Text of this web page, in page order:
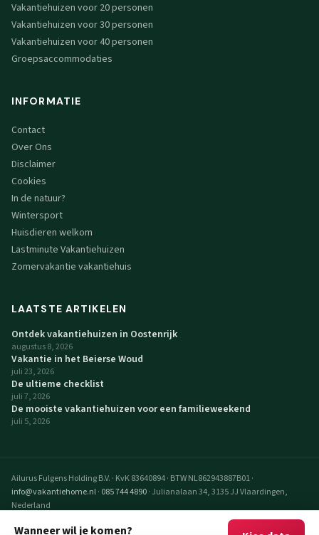
Wanneer wil je komen?
Vakantiehuizen voor 20 personen
Vakantiehuizen voor 30 personen
Vakantiehuizen voor 40 personen
Groepsaccommodaties
INFORMATIE
Contact
Over Ons
Disclaimer
Cookies
In de natuur?
Wintersport
Huisdieren welkom
Lastminute Vakantiehuizen
Zomervakantie vakantiehuis
LAATSTE ARTIKELEN
Ontdek vakantiehuizen in Oostenrijk
augustus 8, 2026
Vakantie in het Beierse Woud
juli 23, 2026
De ultieme checklist
juli 7, 2026
De mooiste vakantiehuizen voor een familieweekend
juli 5, 2026
Ailurus Fulgens Holding B.V. · KvK 83640894· BTW NL862943887B01·
info@vakantiehome.nl· 085 744 4890· Julianalaan 34, 3135 JJ Vlaardingen,
Nederland
© 2026 VakantieHome Vakantiehuizen. Alle rechten voorbehouden.